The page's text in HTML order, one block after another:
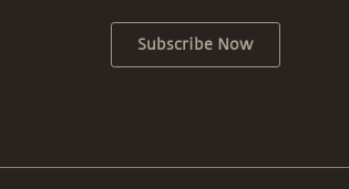
Subscribe Now